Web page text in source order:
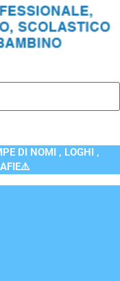
DI NOMI , LOGHI ,